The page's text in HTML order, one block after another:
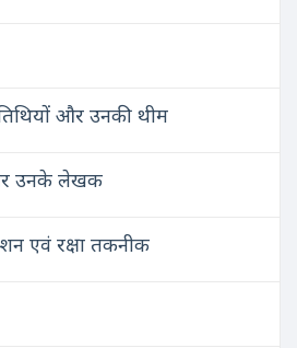
और उनकी थीम
उनके लेखक
एवं रक्षा तकनीक